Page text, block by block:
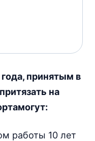
на
и другие
принятым в
на
могут:
работы 10 лет